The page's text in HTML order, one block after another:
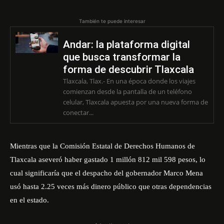
También te puede interesar
Andar: la plataforma digital
que busca transformar la
forma de descubrir Tlaxcala
Tlaxcala, Tlax.- En una época donde los viajes
comienzan desde la pantalla de un teléfono
celular, Tlaxcala apuesta por una nueva forma de
conectar...
Mientras que la Comisión Estatal de Derechos Humanos de
Tlaxcala aseveró haber gastado 1 millón 812 mil 598 pesos, lo
cual significaría que el despacho del gobernador Marco Mena
usó hasta 2.25 veces más dinero público que otras dependencias
en el estado.